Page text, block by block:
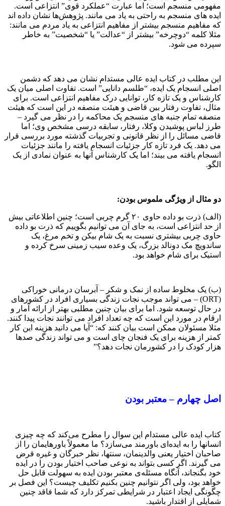
مفهومی منسجم است؛ اما عبارت “عملکرد قوی” انتزاعی است.
ایده های منسجم به راحتی به یاد می مانند. پژوهش‌ها نشان داده اند
که مفاهیم منسجم بیشتر از مفاهیم انتزاعی به یاد مردم می مانند:
مثلا کلمه “دوچرخه” بیشتر از “عدالت” یا “شخصیت” به خاطر
سپرده می شود.
این مطلب در کتاب ایده عالی مستدام نشان می دهد که دشمن
اصلی انسجام یک ایده، “طلسم دانایی” است. تفاوت اصلی میان یک
کارشناس و یک تازه کار، توانایی درک مفاهیم انتزاعی است. برای
مثال، تفاوت رفتار بین قاضی و هیئت منصفه در این است که هیئت
منصفه تمام جنبه های منسجم یک محاکمه را در نظر می گیرد –
طرز لباس پوشیدن وکلا، رفتار، سابقه درسی مشخص وی؛ اما
قاضی مسائل را از نظر قانونی و تجربیات گذشته مورد بررسی قرار
می دهد. یک فرد تازه کار جزئیات انسجام یافته را مانند جزئیات
انسجام یافته می بیند؛ اما یک کارشناس آنها به عنوان نمادی از یک
الگو.
دو مثال از ویژگی ملموس بودن:
(الف) ذرت بو داده حاوی ۲۰ گرم چربی است؛ چنین اطلاعاتی بیش
از حد انتزاعی است، به جای آن می توانیم بگوییم که ذرت بو داده
حاوی چربی بیشتری نسبت به یک شام بیکن و تخم مرغ، یک
ساندویچ مک دونالد بزرگ، یک وعده سیب زمینی سرخ کرده و
استیک برای شام خواهد بود.
(ب) یک مخلوط ساده از نمک و شکر – آبرسان درمانی خوراکی
(ORT) – می تواند موجب نجات زندگی بسیاری افراد در کشورهای
در حال توسعه شود. اما برای بیان چنین مطلبی بهتر از ارائه آمار و
ارقام در مورد این است که چه تعداد افراد می توانند نجات پیدا کنند.
مثلا مسئولان ممکن است بیان کنند که: “آیا می دانید هزینه این کار
کمتر از هزینه برای یک فنجان چای است و می تواند زندگی صدها
هزار کودک را در کشورمان نجات دهد؟”
اصل چهارم – معتبر بودن
کتاب ایده عالی مستدام این سوال را مطرح می‌کند که چه چیزی
انسان­ها را به ایده­‌ای باورمند می­‌سازد؟ ما معمولاً باورهایمان را از
صاحبان اختیار یعنی والدین­مان، سنت­ها، نظر خبرگان و غیره قرض
می گیرند. اگر کسی بتواند به نوعی صاحب اختیار بودن را در ایده
خود بگنجاند، آنگاه مسئله­‌ی معتبر بودن ایده به سهولت قابل حل
خواهد بود، ولی اگر نتوانیم چنین بکنیم تکلیف چیست؟ این فصل بر
چگونگی ایجاد اعتبار در شرایطی تمرکز دارد که شما فاقد چنین
شمایلی از اقتدار باشید.